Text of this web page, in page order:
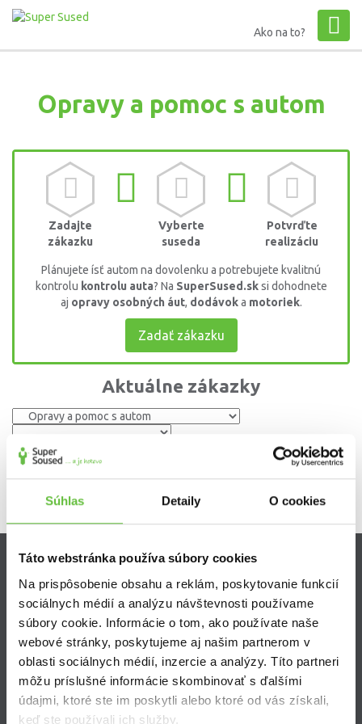
Súhlas Detaily O cookies
Táto webstránka používa súbory cookies
Na prispôsobenie obsahu a reklám, poskytovanie funkcií
sociálnych médií a analýzu návštevnosti používame
súbory cookie. Informácie o tom, ako používate naše
webové stránky, poskytujeme aj našim partnerom v
oblasti sociálnych médií, inzercie a analýzy. Títo partneri
môžu príslušné informácie skombinovať s ďalšími
údajmi, ktoré ste im poskytli alebo ktoré od vás získali,
keď ste používali ich služby.
Ako na to?
Opravy a pomoc s autom
Zadajte
zákazku
Vyberte
suseda
Potvrďte
realizáciu
Plánujete ísť autom na dovolenku a potrebujete kvalitnú
kontrolu kontrolu auta? Na SuperSused.sksi dohodnete
aj opravy osobných áut, dodávoka motoriek.
Zadať zákazku
Aktuálne zákazky
Zistite viac
Ako Super Sused funguje?
Ako sa stať Super Susedom?
Často kladené otázky